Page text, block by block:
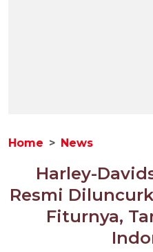
Home News
Harley-
Resmi
Fiturnya,